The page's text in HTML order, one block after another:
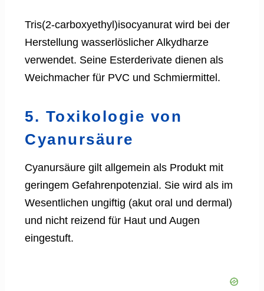
Tris(2-carboxyethyl)isocyanurat wird bei der
Herstellung wasserlöslicher Alkydharze
verwendet. Seine Esterderivate dienen als
Weichmacher für PVC und Schmiermittel.
5. Toxikologie von
Cyanursäure
Cyanursäure gilt allgemein als Produkt mit
geringem Gefahrenpotenzial. Sie wird als im
Wesentlichen ungiftig (akut oral und dermal)
und nicht reizend für Haut und Augen
eingestuft.